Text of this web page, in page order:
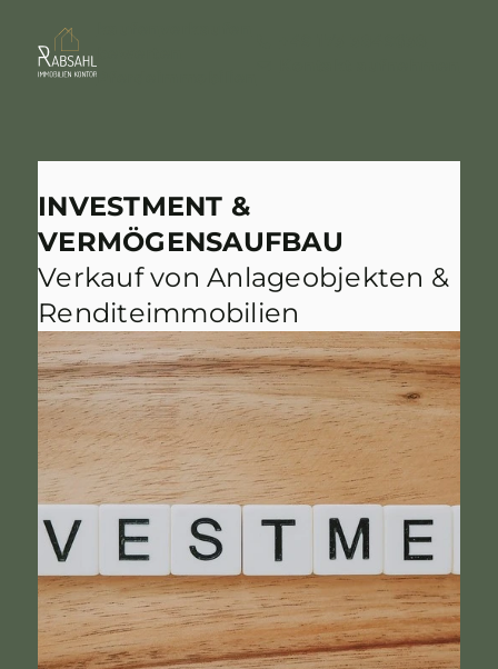
Pferdeimmobilien
INVESTMENT &
VERMÖGENSAUFBAU
Verkauf von Anlageobjekten &
Renditeimmobilien